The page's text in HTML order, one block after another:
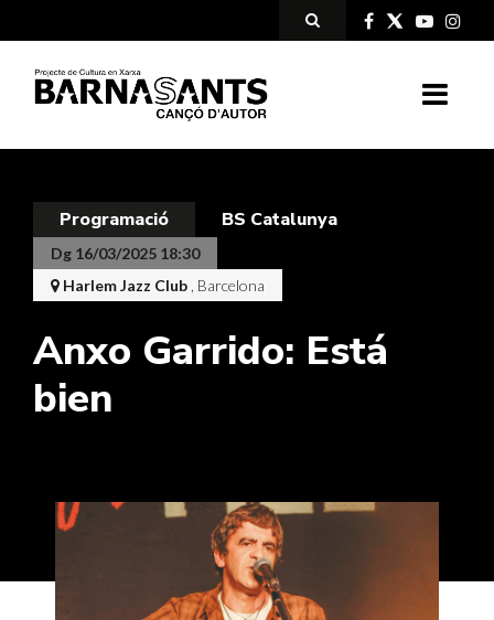
Programació BS Catalunya
Dg 16/03/2025 18:30
Harlem Jazz Club , Barcelona
Anxo Garrido: Está
bien